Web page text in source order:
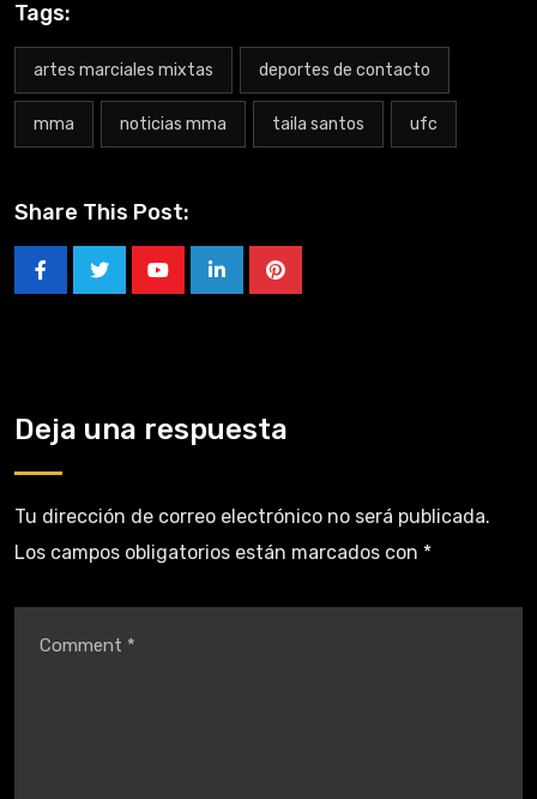
Tags:
artes marciales mixtas deportes de contacto
mma noticias mma taila santos ufc
Share This Post:
Deja una respuesta
Tu dirección de correo electrónico no será publicada.
Los campos obligatorios están marcados con *